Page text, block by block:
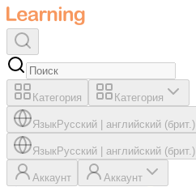
Категория Категория
ЯзыкРусский английский (брит.)
ЯзыкРусский английский (брит.)
Аккаунт Аккаунт